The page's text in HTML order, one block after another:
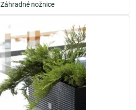
Záhradné nožnice